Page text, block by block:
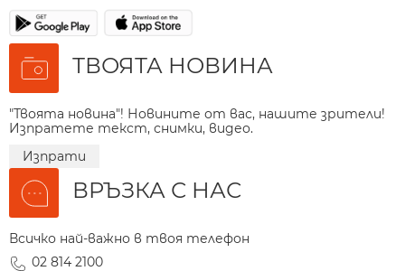
ТВОЯТА НОВИНА
"Твоята новина"! Новините от вас, нашите зрители!
Изпратете текст, снимки, видео.
Изпрати
ВРЪЗКА С НАС
Всичко най-важно в твоя телефон
02 814 2100